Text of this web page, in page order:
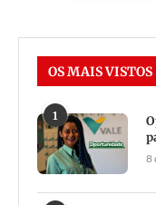
OS MAIS VISTOS
1
8